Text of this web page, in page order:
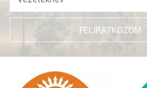
FELIRATKOZOM